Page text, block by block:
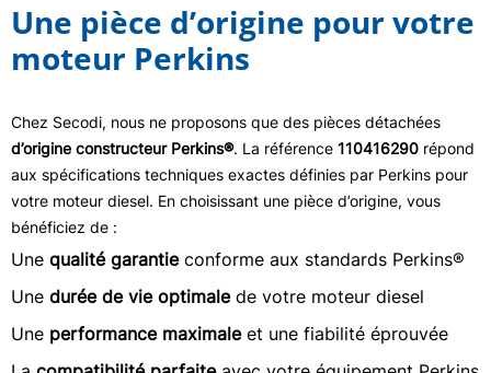
Une pièce d’origine pour votre
moteur Perkins
Chez Secodi, nous ne proposons que des pièces détachées
d’origine constructeur Perkins®. La référence 110416290 répond
aux spécifications techniques exactes définies par Perkins pour
votre moteur diesel. En choisissant une pièce d’origine, vous
bénéficiez de :
Une qualité garantieconforme aux standards Perkins®
Une durée de vie optimalede votre moteur diesel
Une performance maximaleet une fiabilité éprouvée